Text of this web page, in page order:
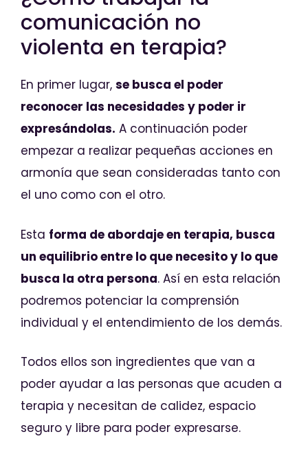
comunicación no
violenta en terapia?
En primer lugar, se busca el poder
reconocer las necesidades y poder ir
expresándolas. A continuación poder
empezar a realizar pequeñas acciones en
armonía que sean consideradas tanto con
el uno como con el otro.
Esta forma de abordaje en terapia, busca
un equilibrio entre lo que necesito y lo que
busca la otra persona. Así en esta relación
podremos potenciar la comprensión
individual y el entendimiento de los demás.
Todos ellos son ingredientes que van a
poder ayudar a las personas que acuden a
terapia y necesitan de calidez, espacio
seguro y libre para poder expresarse.